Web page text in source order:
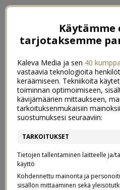
Käytämme
tarjotaksemme
Kaleva Media ja sen 40
vastaavia teknologioita
keräämiseen. Tekniikoita
toiminnan optimoimiseen,
kävijämäärien mittaukseen,
tarkoituksenmukaisiin
suostumuksesi seuraaviin:
TARKOITUKSET
Tietojen tallentaminen laitteelle ja/
käyttö
Kohdennettu mainonta ja
sisällön mittaaminen sekä